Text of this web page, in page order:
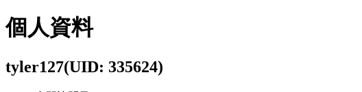
個人資料
tyler127(UID: 335624)